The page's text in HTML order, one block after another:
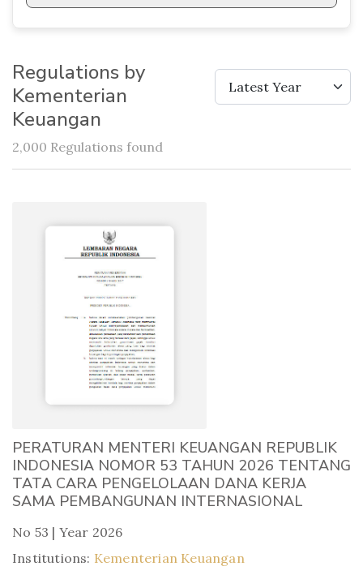
Regulations by
Kementerian
Keuangan
2,000 Regulations found
Latest Year
PERATURAN MENTERI KEUANGAN REPUBLIK
INDONESIA NOMOR 53 TAHUN 2026 TENTANG
TATA CARA PENGELOLAAN DANA KERJA
SAMA PEMBANGUNAN INTERNASIONAL
No 53 | Year 2026
Institutions: Kementerian Keuangan